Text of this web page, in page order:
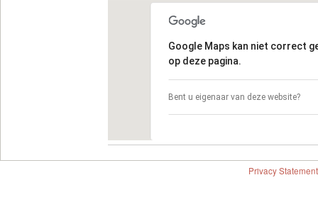
Google Maps kan niet correct
op deze pagina.
Bent u eigenaar van deze website?
Privacy Statement